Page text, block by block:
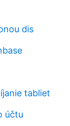
dis
tabliet
účtu